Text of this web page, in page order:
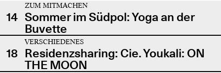
14
ZUM MITMACHEN
Sommer im Südpol: Yoga an der
Buvette
18
VERSCHIEDENES
Residenzsharing: Cie. Youkali: ON
THE MOON